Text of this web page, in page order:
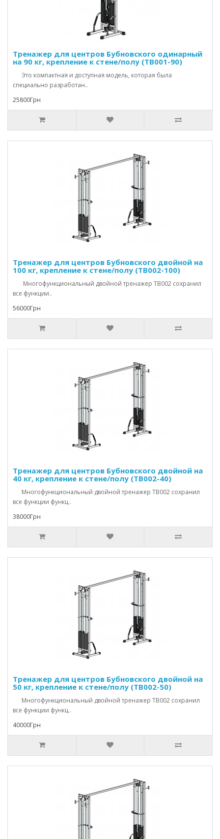
Тренажер для центров Бубновского одинарный
на 90 кг, крепление к стене/полу (TB001-90)
Это компактная и доступная модель, которая была
специально разработан..
25800Грн
Тренажер для центров Бубновского двойной на
100 кг, крепление к стене/полу (TB002-100)
Многофункциональный двойной тренажер TB002 сохранил
все функции..
56000Грн
Тренажер для центров Бубновского двойной на
40 кг, крепление к стене/полу (TB002-40)
Многофункциональный двойной тренажер TB002 сохранил
все функции функц..
38000Грн
Тренажер для центров Бубновского двойной на
50 кг, крепление к стене/полу (TB002-50)
Многофункциональный двойной тренажер TB002 сохранил
все функции функц..
40000Грн